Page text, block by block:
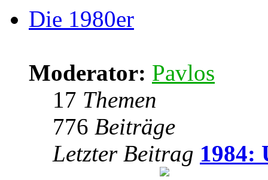
Die 1980er
Moderator: Pavlos
17 Themen
776 Beiträge
Letzter Beitrag 1984: